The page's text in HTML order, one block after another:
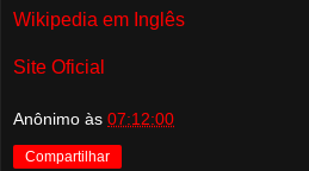
Wikipedia em Inglês
Site Oficial
Anônimo às 07:12:00
Compartilhar